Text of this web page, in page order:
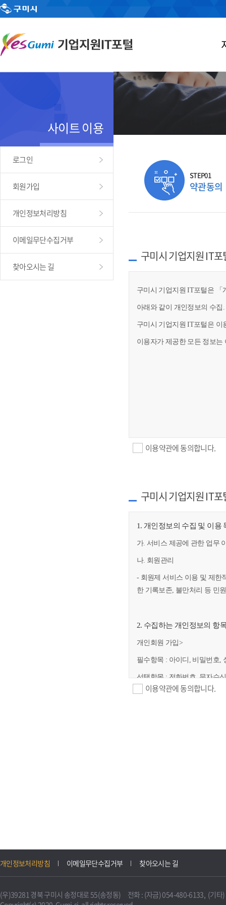
사이트 이용
로그인
회원가입
개인정보처리방침
이메일무단수집거부
찾아오시는 길
STEP01
약관동의
구미시 기업지원 IT
구미시 기업지원 IT포털은 「
아래와 같이 개인정보의 수집
구미시 기업지원 IT포털은 이
이용자가 제공한 모든 정보
이용약관에 동의합니다.
구미시 기업지원 IT
1. 개인정보의 수집 및 이용
가. 서비스 제공에 관한 업무
나. 회원관리
- 회원제 서비스 이용 및 제한
한 기록보존, 불만처리 등 민
2. 수집하는 개인정보의 항
개인회원 가입>
필수항목 : 아이디, 비밀번호,
선택항목 : 전화번호, 문자수
니다.
불필요하게 되었을 때에는
이용약관에 동의합니다.
개인정보처리방침 이메일무단수집거부 찾아오시는 길
(우)39281 경북 구미시 송정대로 55(송정동) 전화 : (자금) 054-480-6133, (기타